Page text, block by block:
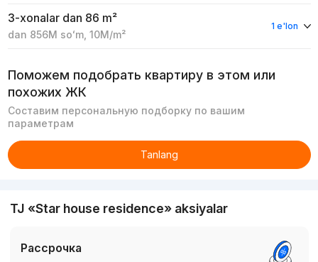
3-xonalar dan 86 m²
dan 856M soʻm, 10M/m²
1 e'lon
Поможем подобрать квартиру в этом или
похожих ЖК
Составим персональную подборку по вашим
параметрам
Tanlang
TJ «Star house residence» aksiyalar
Рассрочка